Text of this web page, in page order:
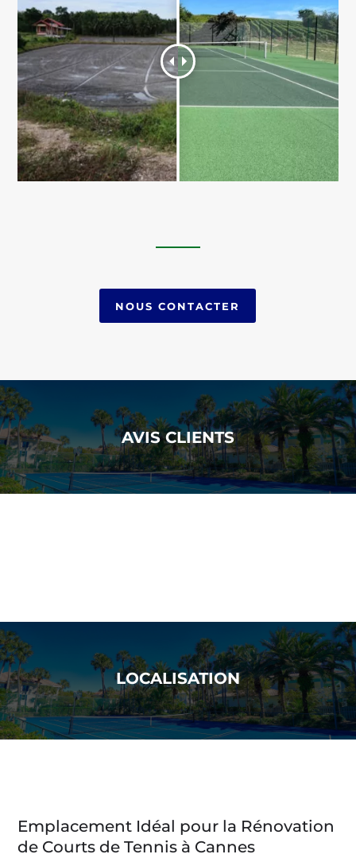
NOUS CONTACTER
AVIS CLIENTS
LOCALISATION
Emplacement Idéal pour la Rénovation
de Courts de Tennis à Cannes